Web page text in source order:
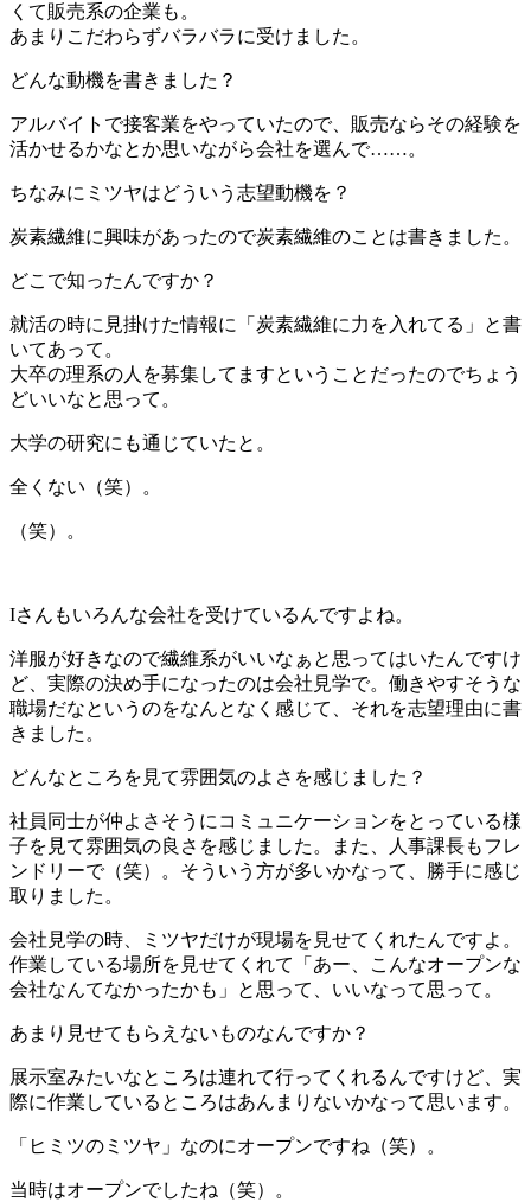
くて販売系の企業も。
あまりこだわらずバラバラに受けました。
どんな動機を書きました？
アルバイトで接客業をやっていたので、販売ならその経験を
活かせるかなとか思いながら会社を選んで……。
ちなみにミツヤはどういう志望動機を？
炭素繊維に興味があったので炭素繊維のことは書きました。
どこで知ったんですか？
就活の時に見掛けた情報に「炭素繊維に力を入れてる」と書
いてあって。
大卒の理系の人を募集してますということだったのでちょう
どいいなと思って。
大学の研究にも通じていたと。
全くない（笑）。
（笑）。
Iさんもいろんな会社を受けているんですよね。
洋服が好きなので繊維系がいいなぁと思ってはいたんですけ
ど、実際の決め手になったのは会社見学で。働きやすそうな
職場だなというのをなんとなく感じて、それを志望理由に書
きました。
どんなところを見て雰囲気のよさを感じました？
社員同士が仲よさそうにコミュニケーションをとっている様
子を見て雰囲気の良さを感じました。また、人事課長もフレ
ンドリーで（笑）。そういう方が多いかなって、勝手に感じ
取りました。
会社見学の時、ミツヤだけが現場を見せてくれたんですよ。
作業している場所を見せてくれて「あー、こんなオープンな
会社なんてなかったかも」と思って、いいなって思って。
あまり見せてもらえないものなんですか？
展示室みたいなところは連れて行ってくれるんですけど、実
際に作業しているところはあんまりないかなって思います。
「ヒミツのミツヤ」なのにオープンですね（笑）。
当時はオープンでしたね（笑）。